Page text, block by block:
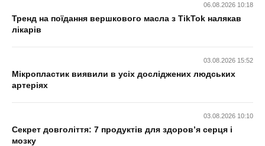
06.08.2026 10:18
Тренд на поїдання вершкового масла з TikTok налякав
лікарів
03.08.2026 15:52
Мікропластик виявили в усіх досліджених людських
артеріях
03.08.2026 10:10
Секрет довголіття: 7 продуктів для здоров’я серця і
мозку